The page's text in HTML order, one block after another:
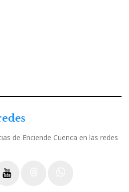
de Enciende Cuenca en las redes